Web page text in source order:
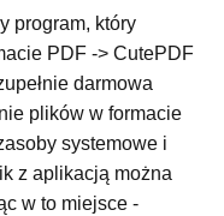
program, który
PDF -> CutePDF
darmowa
plików w formacie
systemowe i
z aplikacją można
w to miejsce -